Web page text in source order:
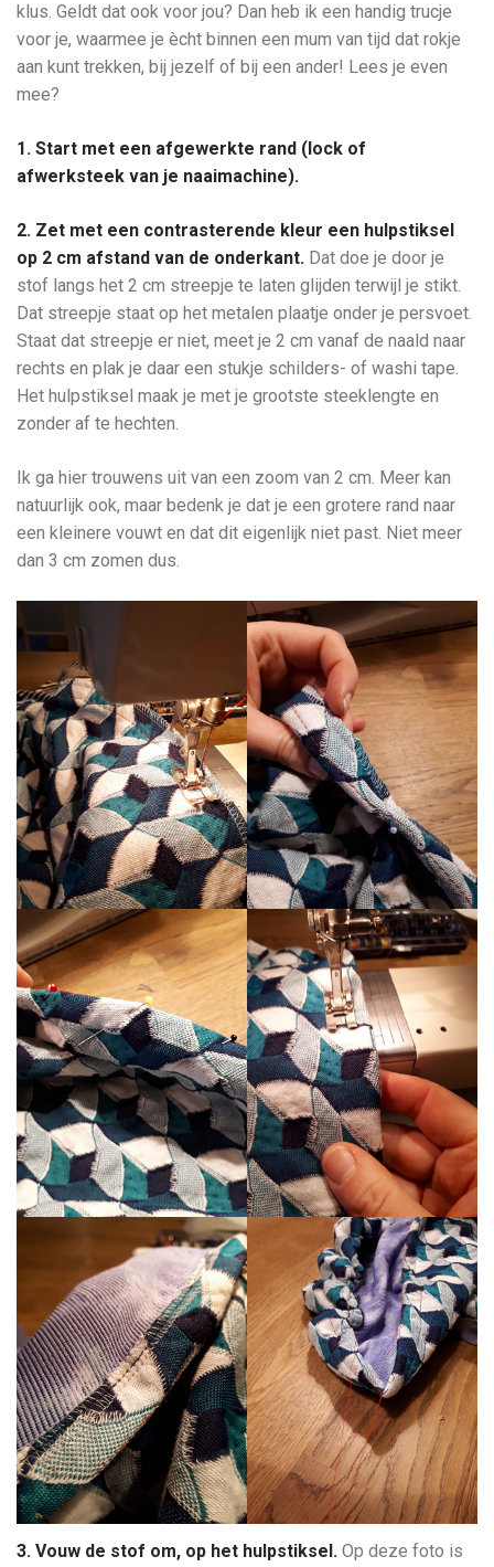
klus. Geldt dat ook voor jou? Dan heb ik een handig trucje
voor je, waarmee je ècht binnen een mum van tijd dat rokje
aan kunt trekken, bij jezelf of bij een ander! Lees je even
mee?
1. Start met een afgewerkte rand (lock of
afwerksteek van je naaimachine).
2. Zet met een contrasterende kleur een hulpstiksel
op 2 cm afstand van de onderkant. Dat doe je door je
stof langs het 2 cm streepje te laten glijden terwijl je stikt.
Dat streepje staat op het metalen plaatje onder je persvoet.
Staat dat streepje er niet, meet je 2 cm vanaf de naald naar
rechts en plak je daar een stukje schilders- of washi tape.
Het hulpstiksel maak je met je grootste steeklengte en
zonder af te hechten.
Ik ga hier trouwens uit van een zoom van 2 cm. Meer kan
natuurlijk ook, maar bedenk je dat je een grotere rand naar
een kleinere vouwt en dat dit eigenlijk niet past. Niet meer
dan 3 cm zomen dus.
3. Vouw de stof om, op het hulpstiksel. Op deze foto is